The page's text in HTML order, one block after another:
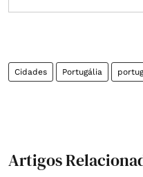
Cidades Portugália
Artigos